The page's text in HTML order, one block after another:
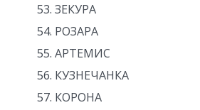
ЗЕКУРА
РОЗАРА
АРТЕМИС
КУЗНЕЧАНКА
КОРОНА